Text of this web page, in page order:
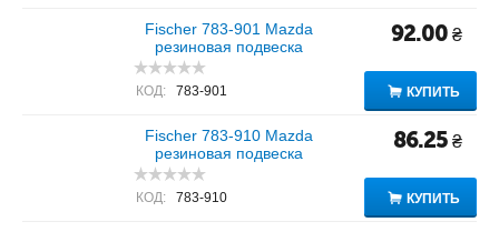
Fischer 783-901 Mazda
резиновая подвеска
КОД: 783-901
92.00 ₴
КУПИТЬ
Fischer 783-910 Mazda
резиновая подвеска
КОД: 783-910
86.25 ₴
КУПИТЬ